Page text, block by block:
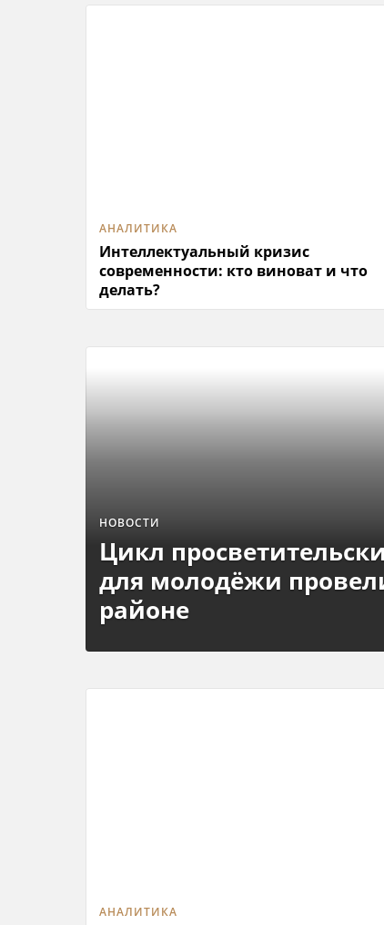
АНАЛИТИКА
Интеллектуальный кризис
современности: кто виноват и что
делать?
НОВОСТИ
Цикл
для молодёжи
районе
АНАЛИТИКА